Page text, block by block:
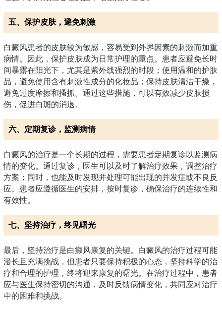
五、保护皮肤，避免刺激
白癜风患者的皮肤较为敏感，容易受到外界因素的刺激而加重
病情。因此，保护皮肤成为日常护理的重点。患者应避免长时
间暴露在阳光下，尤其是紫外线强烈的时段；使用温和的护肤
品，避免使用含有刺激性成分的化妆品；保持皮肤清洁干燥，
避免过度摩擦和搔抓。通过这些措施，可以有效减少皮肤损
伤，促进白斑的消退。
六、定期复诊，监测病情
白癜风的治疗是一个长期的过程，需要患者定期复诊以监测病
情的变化。通过复诊，医生可以及时了解治疗效果，调整治疗
方案；同时，也能及时发现并处理可能出现的并发症或不良反
应。患者应遵循医生的安排，按时复诊，确保治疗的连续性和
有效性。
七、坚持治疗，终见曙光
最后，坚持治疗是白癜风康复的关键。白癜风的治疗过程可能
漫长且充满挑战，但患者只要保持积极的心态，坚持科学的治
疗和合理的护理，终将迎来康复的曙光。在治疗过程中，患者
应与医生保持密切的沟通，及时反馈病情变化，共同应对治疗
中的困难和挑战。